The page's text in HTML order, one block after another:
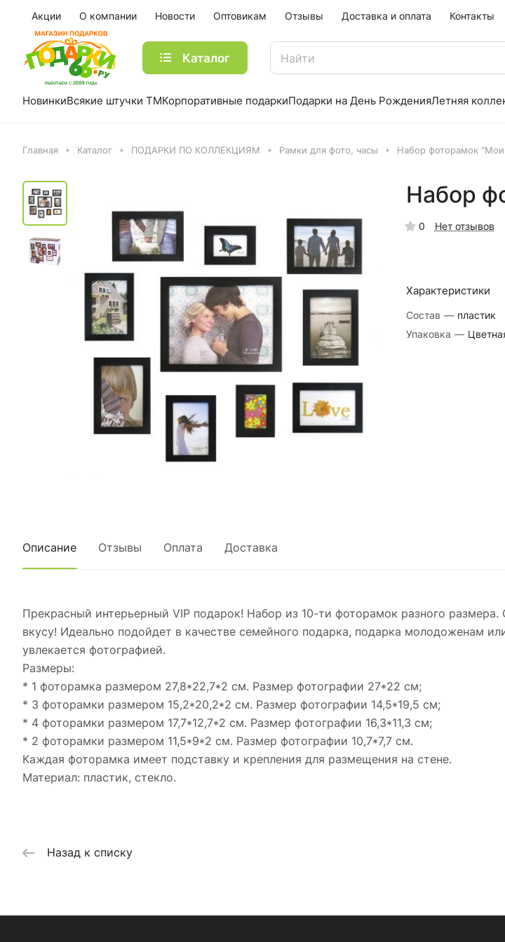
Акции О компании Новости Оптовикам Отзывы Доставка и оплата Контакты
Каталог
НовинкиВсякие штучки ТМКорпоративные подаркиПодарки на День РожденияЛетняя
Главная Каталог ПОДАРКИ ПО КОЛЛЕКЦИЯМ Рамки для фото, часы Набор фоторамок
Набор
0 Нет отзывов
Характеристики
Состав — пластик
Упаковка —
Описание Отзывы Оплата Доставка
Прекрасный интерьерный VIP подарок! Набор из 10-ти фоторамок разного
вкусу! Идеально подойдет в качестве семейного подарка, подарка молодоженам
увлекается фотографией.
Размеры:
* 1 фоторамка размером 27,8*22,7*2 см. Размер фотографии 27*22 см;
* 3 фоторамки размером 15,2*20,2*2 см. Размер фотографии 14,5*19,5 см;
* 4 фоторамки размером 17,7*12,7*2 см. Размер фотографии 16,3*11,3 см;
* 2 фоторамки размером 11,5*9*2 см. Размер фотографии 10,7*7,7 см.
Каждая фоторамка имеет подставку и крепления для размещения на стене.
Материал: пластик, стекло.
Назад к списку